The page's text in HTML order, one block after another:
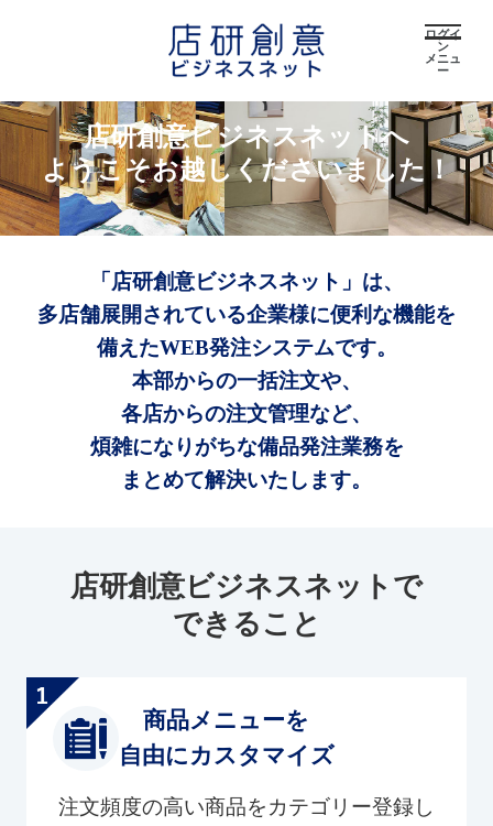
ログイ
ン
メニュ
ー
店研創意ビジネスネットへ
ようこそお越しくださいました！
「店研創意ビジネスネット」は、
多店舗展開されている企業様に便利な機能を
備えたWEB発注システムです。
本部からの一括注文や、
各店からの注文管理など、
煩雑になりがちな備品発注業務を
まとめて解決いたします。
店研創意ビジネスネットで
できること
商品メニューを
自由にカスタマイズ
注文頻度の高い商品をカテゴリー登録し